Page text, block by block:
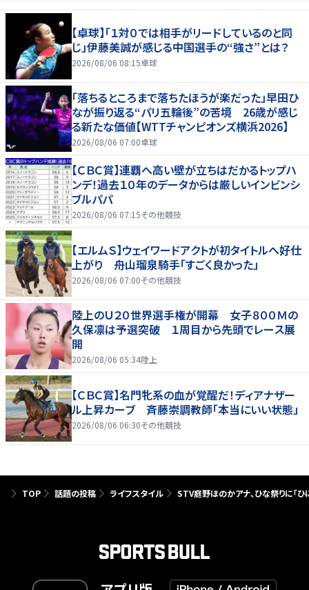
【卓球】「１対０では相手がリードしているのと同
じ」伊藤美誠が感じる中国選手の“強さ”とは？
2026/08/06 08:15卓球
「落ちるところまで落ちたほうが楽だった」早田ひ
なが振り返る“パリ五輪後”の苦境 26歳が感じ
る新たな価値【WTTチャンピオンズ横浜2026】
2026/08/06 07:00卓球
【ＣＢＣ賞】連覇へ高い壁が立ちはだかるトップハ
ンデ！過去１０年のデータからは厳しいインビンシ
ブルパパ
2026/08/06 07:15その他競技
【エルムＳ】ウェイワードアクトが初タイトルへ好仕
上がり 舟山瑠泉騎手「すごく良かった」
2026/08/06 07:00その他競技
陸上のＵ２０世界選手権が開幕 女子８００Ｍの
久保凛は予選突破 １周目から先頭でレース展
開
2026/08/06 05:34陸上
【ＣＢＣ賞】名門牝系の血が覚醒だ！ディアナザー
ル上昇カーブ 斉藤崇調教師「本当にいい状態」
2026/08/06 06:30その他競技
TOP 話題の投稿 ライフスタイル STV庭野ほのかアナ、ひな祭りに「ひ